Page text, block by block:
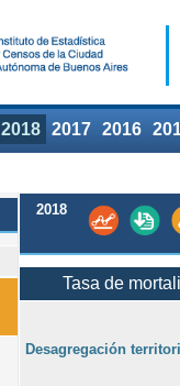
2018 2017 2016
2018
Tasa de
Desagregación